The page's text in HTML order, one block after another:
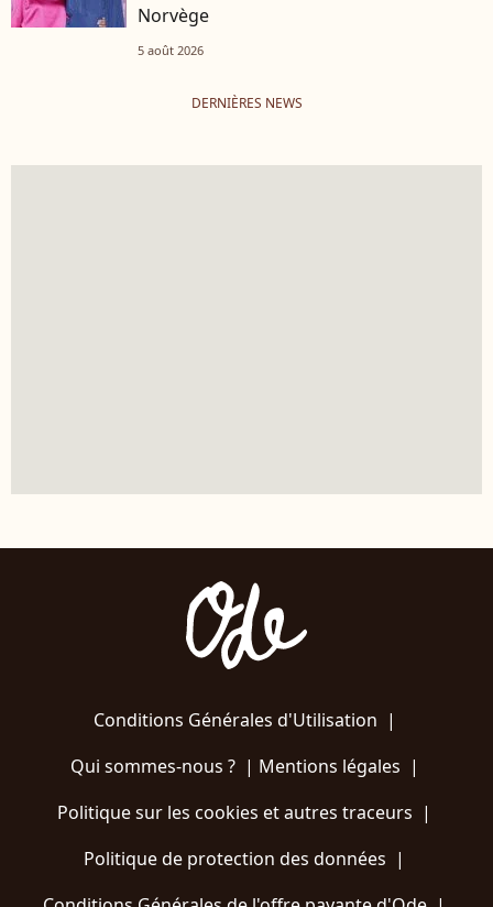
Norvège
5 août 2026
DERNIÈRES NEWS
Conditions Générales d'Utilisation |
Qui sommes-nous ?| Mentions légales |
Politique sur les cookies et autres traceurs |
Politique de protection des données |